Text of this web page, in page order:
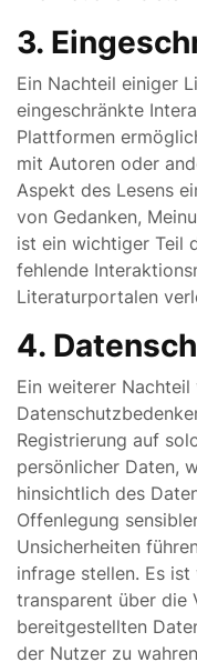
3.
Ein Nachteil einiger
eingeschränkte
Plattformen
mit Autoren oder
Aspekt des Lesens
von Gedanken,
ist ein wichtiger Teil
fehlende
Literaturportalen
4.
Ein weiterer
Registrierung auf
persönlicher Daten,
hinsichtlich des
Offenlegung
Unsicherheiten
infrage stellen. Es
transparent über die
bereitgestellten
der Nutzer zu